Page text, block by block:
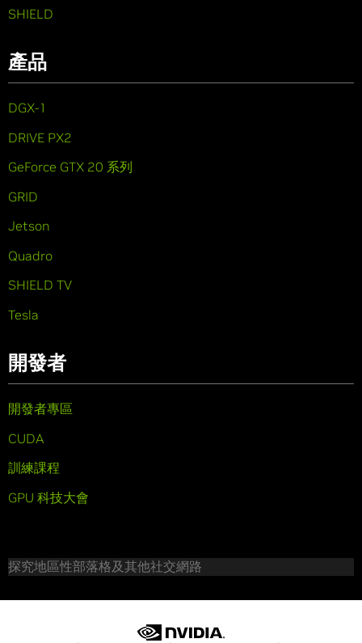
SHIELD
產品
DGX-1
DRIVE PX2
GeForce GTX 20 系列
GRID
Jetson
Quadro
SHIELD TV
Tesla
開發者
開發者專區
CUDA
訓練課程
GPU 科技大會
探究地區性部落格及其他社交網路